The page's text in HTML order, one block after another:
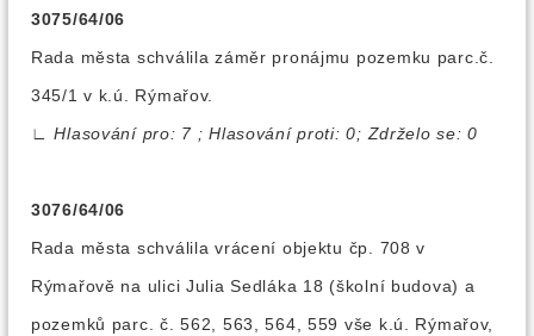
3075/64/06
Rada města schválila záměr pronájmu pozemku parc.č.
345/1 v k.ú. Rýmařov.
∟
Hlasování pro: 7 ; Hlasování proti: 0; Zdrželo se: 0
3076/64/06
Rada města schválila vrácení objektu čp. 708 v
Rýmařově na ulici Julia Sedláka 18 (školní budova) a
pozemků parc. č. 562, 563, 564, 559 vše k.ú. Rýmařov,